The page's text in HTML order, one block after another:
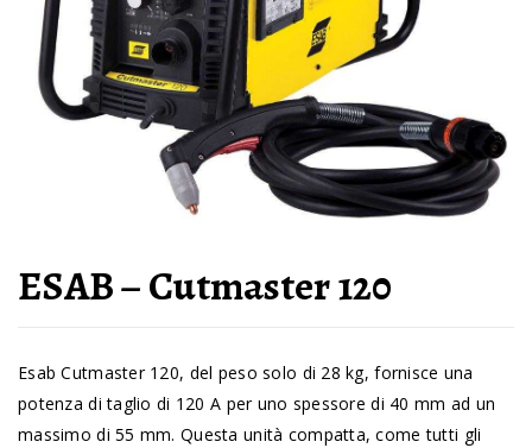
ESAB – Cutmaster 120
Esab Cutmaster 120, del peso solo di 28 kg, fornisce una
potenza di taglio di 120 A per uno spessore di 40 mm ad un
massimo di 55 mm. Questa unità compatta, come tutti gli